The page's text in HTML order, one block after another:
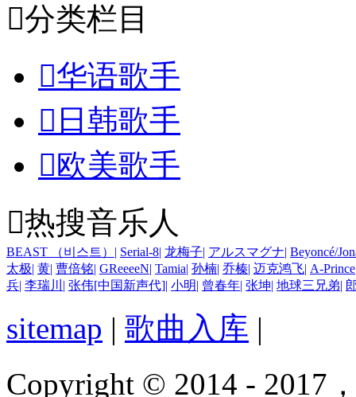
分类栏目
华语歌手
 日韩歌手
欧美歌手
热搜音乐人
BEAST （비스트） | Serial-8| 龙梅子| アルスマグナ| Beyoncé/
太极| 黄| 曹倍铭| GReeeeN| Tamia| 孙楠| 乔榛| 迈克鸿飞| A-Prince
兵| 李瑞川 | 张伟[中国新声代]| 小明| 曾春年| 张坤| 地球三兄弟|
sitemap | 歌曲入库 |
Copyright © 2014 - 2017